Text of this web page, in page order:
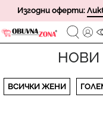
Изгодни оферти:
ВСИЧКИ ЖЕНИ